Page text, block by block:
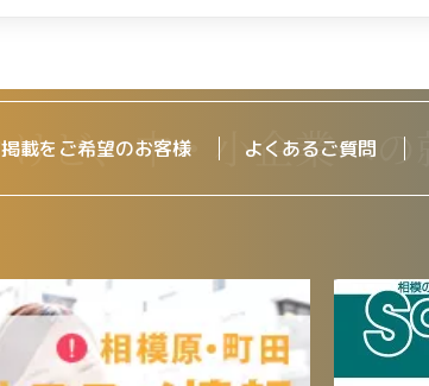
掲載をご希望のお客様 よくあるご質問